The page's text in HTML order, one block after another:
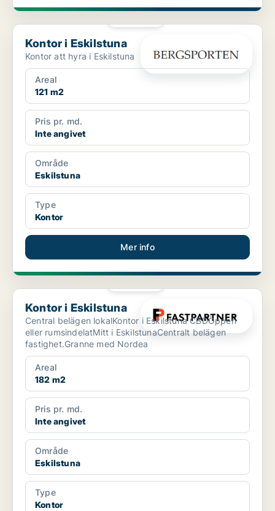
Kontor i Eskilstuna
Kontor i Eskilstuna
Kontor att hyra i Eskilstuna
Areal
121 m2
Pris pr. md.
Inte angivet
Område
Eskilstuna
Type
Kontor
Mer info
Kontor i Eskilstuna
Kontor i Eskilstuna
Central belägen lokalKontor i Eskilstuna CBDÖppen
eller rumsindelatMitt i EskilstunaCentralt belägen
fastighet.Granne med Nordea
Areal
182 m2
Pris pr. md.
Inte angivet
Område
Eskilstuna
Type
Kontor